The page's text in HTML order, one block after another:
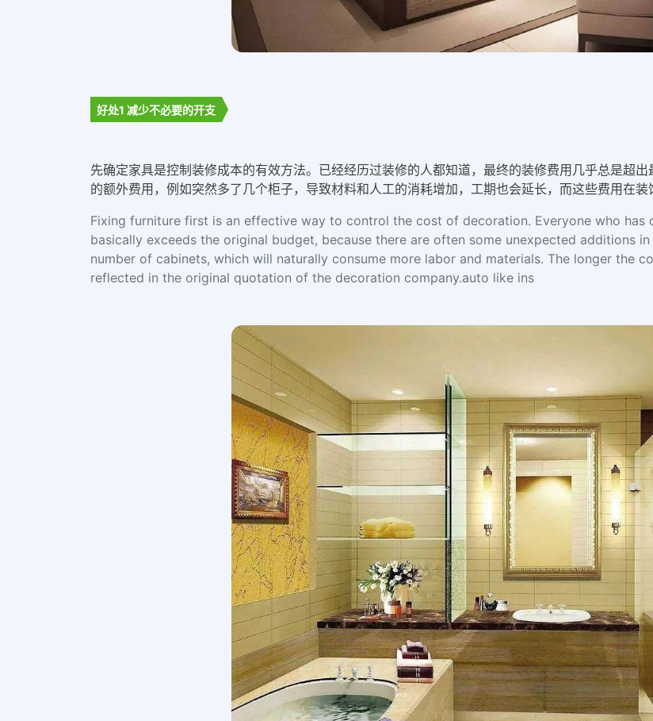
好处1 减少不必要的开支
先确定家具是控制装修成本的有效方法。已经经历过装修的人都知道，最终的装修费用几乎总是超
的额外费用，例如突然多了几个柜子，导致材料和人工的消耗增加，工期也会延长，而这些费用在装
Fixing furniture first is an effective way to control the cost of decoration. Everyone who
basically exceeds the original budget, because there are often some unexpected additions
number of cabinets, which will naturally consume more labor and materials. The longer the
reflected in the original quotation of the decoration company.auto like ins